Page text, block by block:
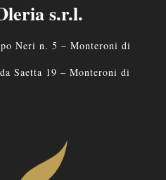
s.r.l.
Neri n. 5 – Monteroni di
Saetta 19 – Monteroni di